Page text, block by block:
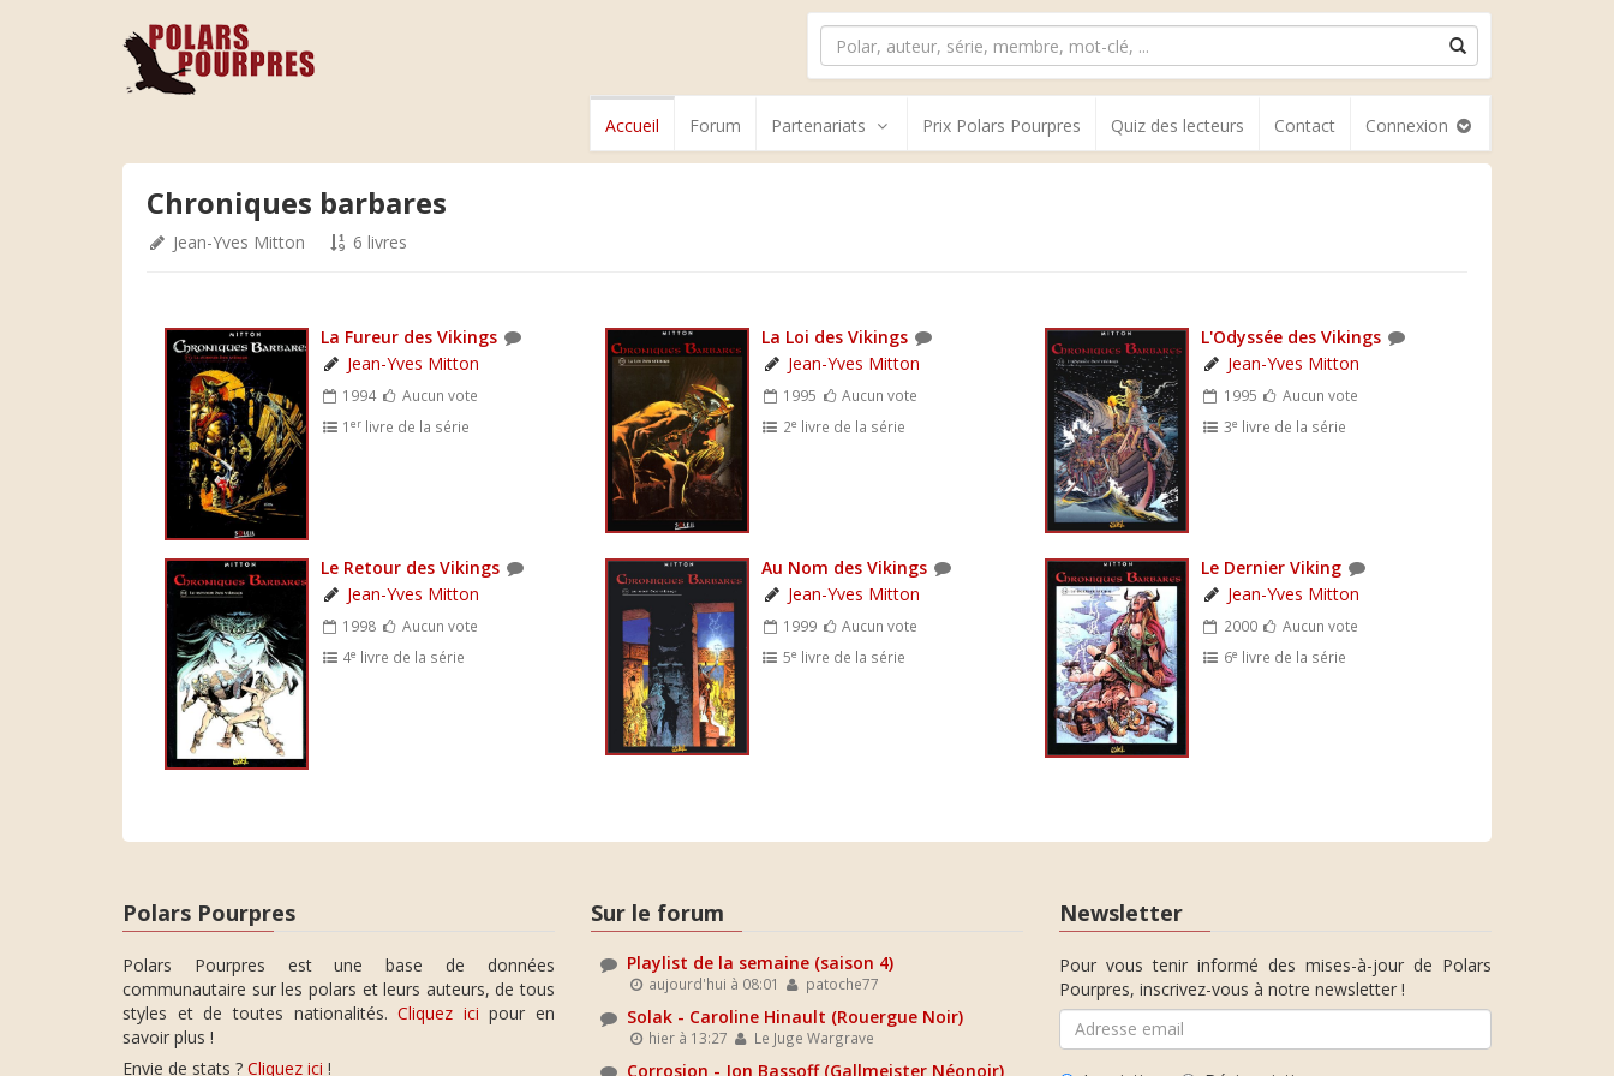
Accueil Forum Partenariats Prix Polars Pourpres Quiz des lecteurs Contact Connexion
Chroniques barbares
Jean-Yves Mitton 6 livres
La Fureur des Vikings
Jean-Yves Mitton
1994
Aucun vote
1er livre de la série
La Loi des Vikings
Jean-Yves Mitton
1995
Aucun vote
2e livre de la série
L'Odyssée des Vikings
Jean-Yves Mitton
1995
Aucun vote
3e livre de la série
Le Retour des Vikings
Jean-Yves Mitton
1998
Aucun vote
4e livre de la série
Au Nom des Vikings
Jean-Yves Mitton
1999
Aucun vote
5e livre de la série
Le Dernier Viking
Jean-Yves Mitton
2000
Aucun vote
6e livre de la série
Polars Pourpres
Polars Pourpres est une base de données
communautaire sur les polars et leurs auteurs, de tous
styles et de toutes nationalités.Cliquez ici pour en
savoir plus !
Envie de stats ? Cliquez ici !
Sur le forum
Playlist de la semaine (saison 4)
aujourd'hui à 08:01 patoche77
Solak - Caroline Hinault (Rouergue Noir)
hier à 13:27 Le Juge Wargrave
Corrosion - Jon Bassoff (Gallmeister Néonoir)
Newsletter
Pour vous tenir informé des mises-à-jour de Polars
Pourpres, inscrivez-vous à notre newsletter !